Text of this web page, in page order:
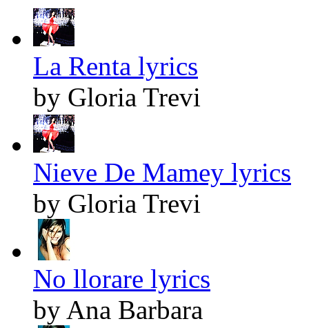
La Renta lyrics
by Gloria Trevi
Nieve De Mamey lyrics
by Gloria Trevi
No llorare lyrics
by Ana Barbara